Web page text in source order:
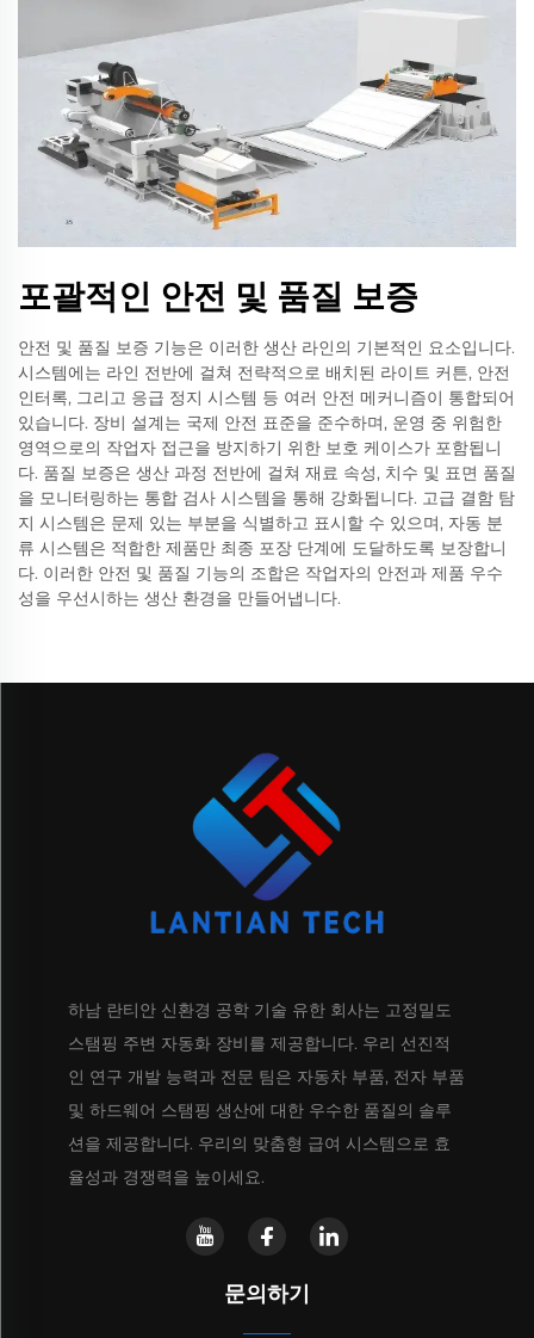
포괄적인 안전 및 품질 보증
안전 및 품질 보증 기능은 이러한 생산 라인의 기본적인 요소입니다.
시스템에는 라인 전반에 걸쳐 전략적으로 배치된 라이트 커튼, 안전
인터록, 그리고 응급 정지 시스템 등 여러 안전 메커니즘이 통합되어
있습니다. 장비 설계는 국제 안전 표준을 준수하며, 운영 중 위험한
영역으로의 작업자 접근을 방지하기 위한 보호 케이스가 포함됩니
다. 품질 보증은 생산 과정 전반에 걸쳐 재료 속성, 치수 및 표면 품질
을 모니터링하는 통합 검사 시스템을 통해 강화됩니다. 고급 결함 탐
지 시스템은 문제 있는 부분을 식별하고 표시할 수 있으며, 자동 분
류 시스템은 적합한 제품만 최종 포장 단계에 도달하도록 보장합니
다. 이러한 안전 및 품질 기능의 조합은 작업자의 안전과 제품 우수
성을 우선시하는 생산 환경을 만들어냅니다.
하남 란티안 신환경 공학 기술 유한 회사는 고정밀도
스탬핑 주변 자동화 장비를 제공합니다. 우리 선진적
인 연구 개발 능력과 전문 팀은 자동차 부품, 전자 부품
및 하드웨어 스탬핑 생산에 대한 우수한 품질의 솔루
션을 제공합니다. 우리의 맞춤형 급여 시스템으로 효
율성과 경쟁력을 높이세요.
문의하기